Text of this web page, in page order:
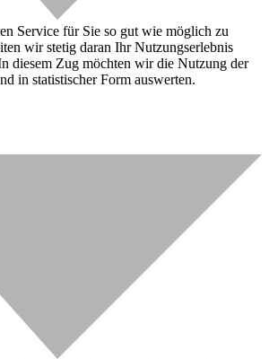
Service für Sie so gut wie möglich zu
wir stetig daran Ihr Nutzungserlebnis
diesem Zug möchten wir die Nutzung der
in statistischer Form auswerten.